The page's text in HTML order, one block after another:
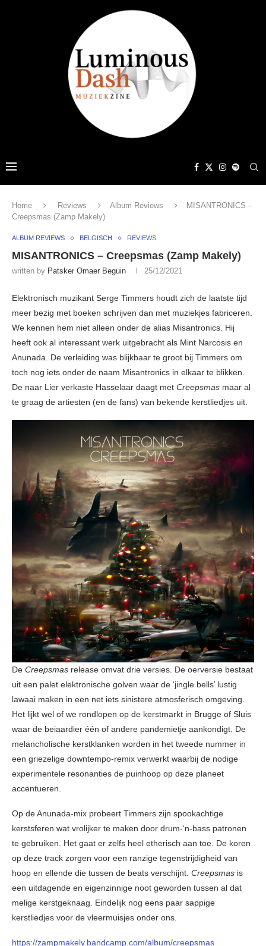
Home Reviews Album Reviews
MISANTRONICS –
Creepsmas (Zamp Makely)
ALBUM REVIEWS BELGISCH REVIEWS
MISANTRONICS – Creepsmas (Zamp Makely)
written by Patsker Omaer Beguin 25/12/2021
Elektronisch muzikant Serge Timmers houdt zich de laatste tijd
meer bezig met boeken schrijven dan met muziekjes fabriceren.
We kennen hem niet alleen onder de alias Misantronics. Hij
heeft ook al interessant werk uitgebracht als Mint Narcosis en
Anunada. De verleiding was blijkbaar te groot bij Timmers om
toch nog iets onder de naam Misantronics in elkaar te blikken.
De naar Lier verkaste Hasselaar daagt met Creepsmas maar al
te graag de artiesten (en de fans) van bekende kerstliedjes uit.
De Creepsmas release omvat drie versies. De oerversie bestaat
uit een palet elektronische golven waar de ‘jingle bells’ lustig
lawaai maken in een net iets sinistere atmosferisch omgeving.
Het lijkt wel of we rondlopen op de kerstmarkt in Brugge of Sluis
waar de beiaardier één of andere pandemietje aankondigt. De
melancholische kerstklanken worden in het tweede nummer in
een griezelige downtempo-remix verwerkt waarbij de nodige
experimentele resonanties de puinhoop op deze planeet
accentueren.
Op de Anunada-mix probeert Timmers zijn spookachtige
kerstsferen wat vrolijker te maken door drum-‘n-bass patronen
te gebruiken. Het gaat er zelfs heel etherisch aan toe. De koren
op deze track zorgen voor een ranzige tegenstrijdigheid van
hoop en ellende die tussen de beats verschijnt. Creepsmas is
een uitdagende en eigenzinnige noot geworden tussen al dat
melige kerstgeknaag. Eindelijk nog eens paar sappige
kerstliedjes voor de vleermuisjes onder ons.
https://zampmakely.bandcamp.com/album/creepsmas